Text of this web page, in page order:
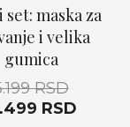
set: maska za
i velika
gumica
RSD
RSD